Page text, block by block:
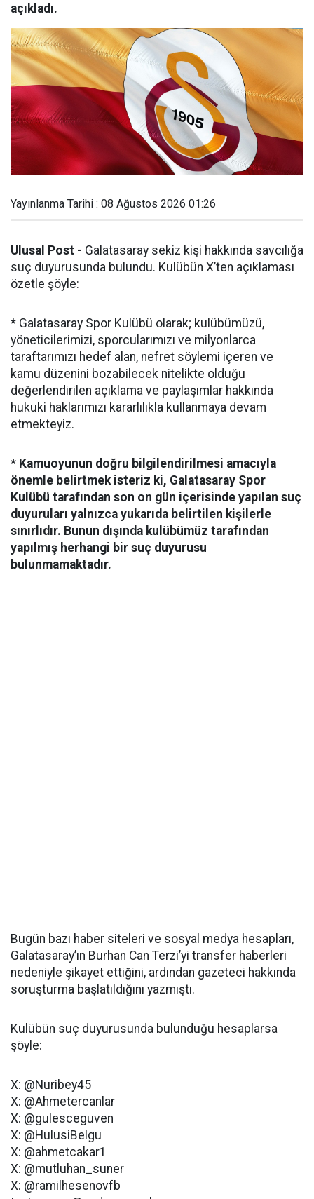
açıkladı.
Yayınlanma Tarihi : 08 Ağustos 2026 01:26
Ulusal Post - Galatasaray sekiz kişi hakkında savcılığa
suç duyurusunda bulundu. Kulübün X’ten açıklaması
özetle şöyle:
* Galatasaray Spor Kulübü olarak; kulübümüzü,
yöneticilerimizi, sporcularımızı ve milyonlarca
taraftarımızı hedef alan, nefret söylemi içeren ve
kamu düzenini bozabilecek nitelikte olduğu
değerlendirilen açıklama ve paylaşımlar hakkında
hukuki haklarımızı kararlılıkla kullanmaya devam
etmekteyiz.
* Kamuoyunun doğru bilgilendirilmesi amacıyla
önemle belirtmek isteriz ki, Galatasaray Spor
Kulübü tarafından son on gün içerisinde yapılan suç
duyuruları yalnızca yukarıda belirtilen kişilerle
sınırlıdır. Bunun dışında kulübümüz tarafından
yapılmış herhangi bir suç duyurusu
bulunmamaktadır.
Bugün bazı haber siteleri ve sosyal medya hesapları,
Galatasaray’ın Burhan Can Terzi’yi transfer haberleri
nedeniyle şikayet ettiğini, ardından gazeteci hakkında
soruşturma başlatıldığını yazmıştı.
Kulübün suç duyurusunda bulunduğu hesaplarsa
şöyle:
X: @Nuribey45
X: @Ahmetercanlar
X: @gulesceguven
X: @HulusiBelgu
X: @ahmetcakar1
X: @mutluhan_suner
X: @ramilhesenovfb